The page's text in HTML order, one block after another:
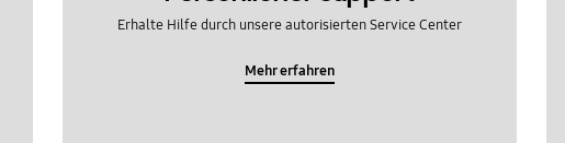
Erhalte Hilfe durch unsere autorisierten Service Center
Mehr erfahren